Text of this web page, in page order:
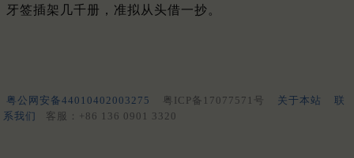
牙签插架几千册，准拟从头借一抄。
粤公网安备44010402003275 粤ICP备17077571号 关于本站
联
系我们
客服：+86 136 0901 3320